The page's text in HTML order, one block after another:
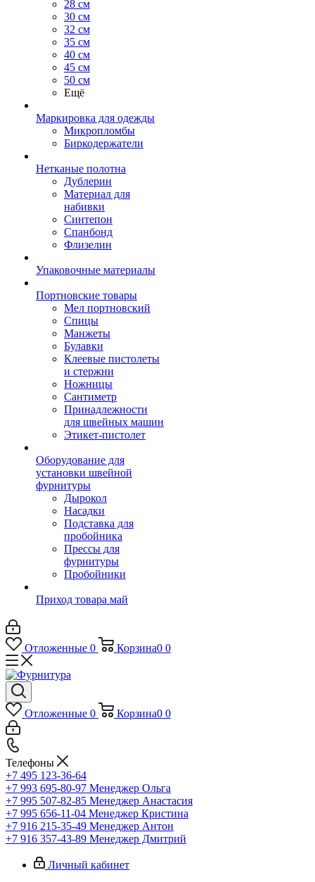
28 см
30 см
32 см
35 см
40 см
45 см
50 см
Ещё
Маркировка для одежды
Микропломбы
Биркодержатели
Нетканые полотна
Дублерин
Материал для
набивки
Синтепон
Спанбонд
Флизелин
Упаковочные материалы
Портновские товары
Мел портновский
Спицы
Манжеты
Булавки
Клеевые пистолеты
и стержни
Ножницы
Сантиметр
Принадлежности
для швейных машин
Этикет-пистолет
Оборудование для
установки швейной
фурнитуры
Дырокол
Насадки
Подставка для
пробойника
Прессы для
фурнитуры
Пробойники
Приход товара май
Отложенные 0 Корзина0 0
Отложенные 0 Корзина0 0
Телефоны
+7 495 123-36-64
+7 993 695-80-97 Менеджер Ольга
+7 995 507-82-85 Менеджер Анастасия
+7 995 656-11-04 Менеджер Кристина
+7 916 215-35-49 Менеджер Антон
+7 916 357-43-89 Менеджер Дмитрий
Личный кабинет